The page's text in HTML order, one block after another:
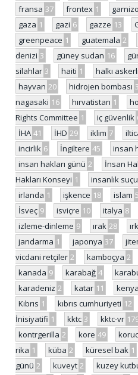
fransa 37 frontex 1
gaza 1 gazi 6 gazze 13
greenpeace 1 guatemala 2
denizi 3 güney sudan 16
silahlar 3 haiti 1 halkı
hayvan 20 hidrojen bombası 3
nagasaki 16 hırvatistan 1
Rights Committee 1 iç güvenlik
İHA 41 İHD 29 iklim 7
incirlik 6 İngiltere 45 insan
insan hakları günü 2 İnsan
Hakları Konseyi 1 insanlık suçu
irlanda 1 işkence 18 islam 5
İsveç 9 isviçre 10 italya 8
izleme-dinleme 9 ırak 28
jandarma 1 japonya 37
vicdani retçiler 2 kamboçya 2
kanada 9 karabağ 4
karadeniz 2 katar 11 kenya
Kıbrıs 1 kıbrıs cumhuriyeti 12
İnisiyatifi 1 kktc 3 kktc-vr
kontrgerilla 2 kore 49
rika 1 küba 2 küresel bak 1
günü 2 kuveyt 2 kuzey